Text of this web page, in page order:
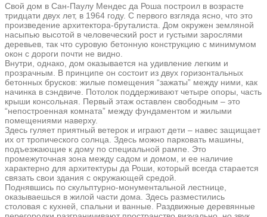
Свой дом в Сан-Паулу Мендес да Роша построил в возрасте
тридцати двух лет, в 1964 году. С первого взгляда ясно, что это
произведение архитектора-бруталиста. Дом окружен земляной
насыпью высотой в человеческий рост и густыми зарослями
деревьев, так что суровую бетонную конструкцию с минимумом
окон с дороги почти не видно.
Внутри, однако, дом оказывается на удивление легким и
прозрачным. В принципе он состоит из двух горизонтальных
бетонных брусков: жилые помещения “зажаты” между ними, как
начинка в сэндвиче. Потолок поддерживают четыре опоры, часть
крыши консольная. Первый этаж оставлен свободным – это
“непостроенная комната” между фундаментом и жилыми
помещениями наверху.
Здесь гуляет приятный ветерок и играют дети – навес защищает
их от тропического солнца. Здесь можно парковать машины,
подъезжающие к дому по специальной рампе. Это
промежуточная зона между садом и домом, и ее наличие
характерно для архитектуры да Роши, который всегда старается
связать свои здания с окружающей средой.
Поднявшись по скульптурно-монументальной лестнице,
оказываешься в жилой части дома. Здесь разместились
столовая с кухней, спальни и ванные. Раздвижные деревянные